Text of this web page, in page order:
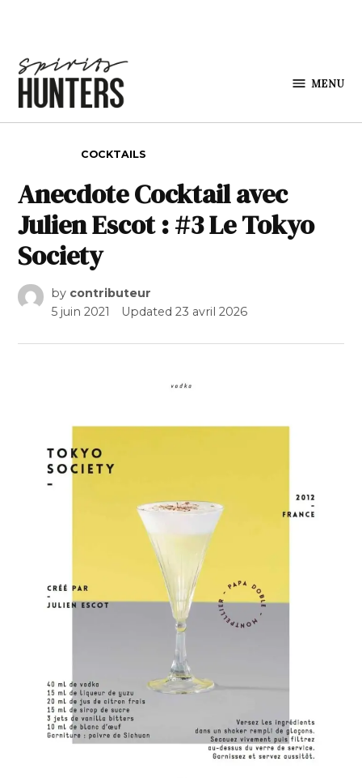
MENU
COCKTAILS
Anecdote Cocktail avec
Julien Escot : #3 Le Tokyo
Society
by contributeur
5 juin 2021
Updated23 avril 2026